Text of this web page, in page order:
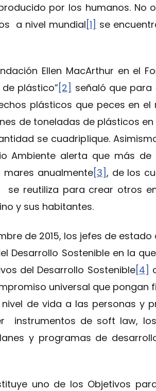
por los humanos. No
a nivel mundial [1] se
Ellen MacArthur en el
plástico”[2] señaló que para
plásticos que peces en el
de toneladas de plásticos
se cuadriplique.
Ambiente alerta que más de
anualmente[3], de los
reutiliza para crear otros
y sus habitantes.
de 2015, los jefes de estado
Desarrollo Sostenible en la
del Desarrollo Sostenible[4]
universal que pongan
de vida a las personas y
instrumentos de soft law,
y programas de
uno de los Objetivos